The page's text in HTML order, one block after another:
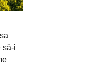
să-i